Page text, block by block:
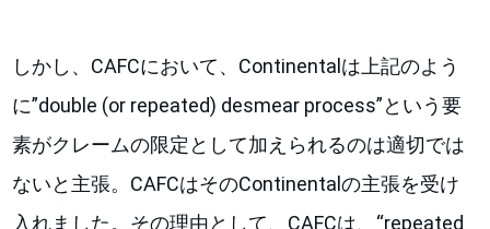
しかし、CAFCにおいて、Continentalは上記のよう
に”double (or repeated) desmear process”という要
素がクレームの限定として加えられるのは適切では
ないと主張。CAFCはそのContinentalの主張を受け
入れました。その理由として、CAFCは、“repeated